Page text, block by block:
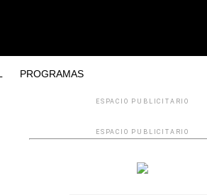
PROGRAMAS
ESPACIO PUBLICITARIO
ESPACIO PUBLICITARIO